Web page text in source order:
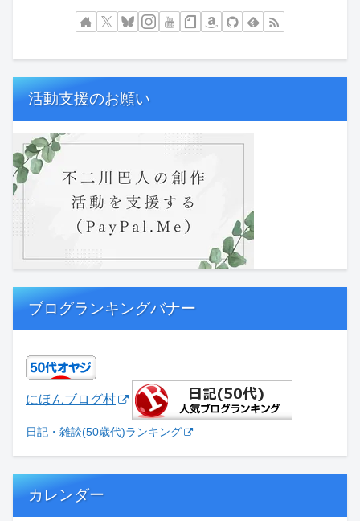
活動支援のお願い
ブログランキングバナー
にほんブログ村
日記・雑談(50歳代)ランキング
カレンダー